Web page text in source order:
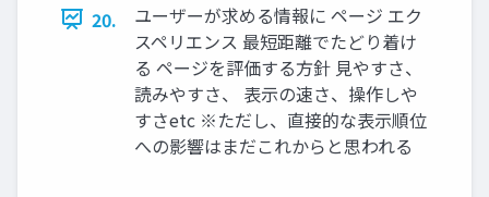
20.
ユーザーが求める情報に ページ エク
スペリエンス 最短距離でたどり着け
る ページを評価する方針 見やすさ、
読みやすさ、 表示の速さ、操作しや
すさetc ※ただし、直接的な表示順位
への影響はまだこれからと思われる